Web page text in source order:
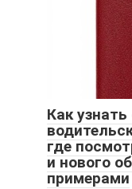
Как
где
и нового
примерами